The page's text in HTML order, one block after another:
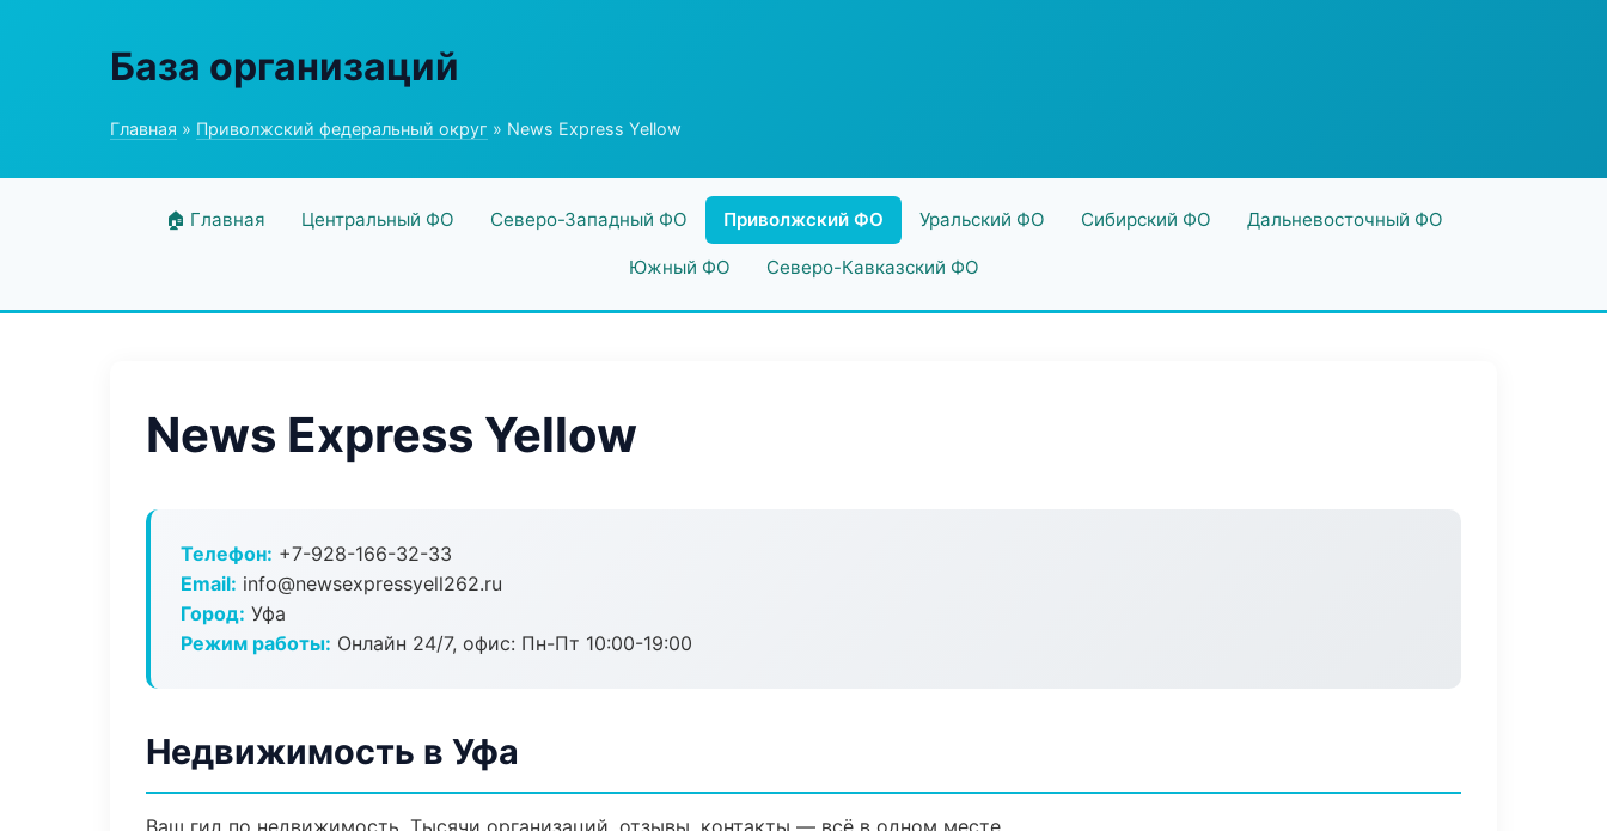
База организаций
Главная » Приволжский федеральный округ » News Express Yellow
🏠 Главная Центральный ФО Северо-Западный ФО Приволжский ФО Уральский ФО Сибирский ФО Дальневосточный ФО
Южный ФО Северо-Кавказский ФО
News Express Yellow
Телефон: +7-928-166-32-33
Email: info@newsexpressyell262.ru
Город: Уфа
Режим работы: Онлайн 24/7, офис: Пн-Пт 10:00-19:00
Недвижимость в Уфа
Ваш гид по недвижимость. Тысячи организаций, отзывы, контакты — всё в одном месте.